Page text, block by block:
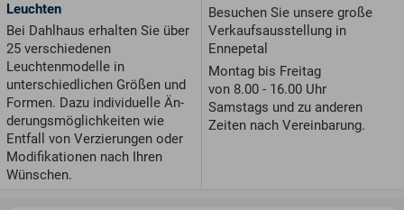
Leuchten
Bei Dahlhaus erhalten Sie über
25 verschiedenen
Leuchtenmodelle in
unterschiedlichen Größen und
For­men. Dazu individuelle Än­
de­rungs­möglichkeiten wie
Entfall von Ver­zie­run­gen oder
Modifikationen nach Ihren
Wünschen.
Besuchen Sie unsere große
Verkaufsausstellung in
Ennepetal
Montag bis Freitag
von 8.00 - 16.00 Uhr
Samstags und zu anderen
Zeiten nach Vereinbarung.